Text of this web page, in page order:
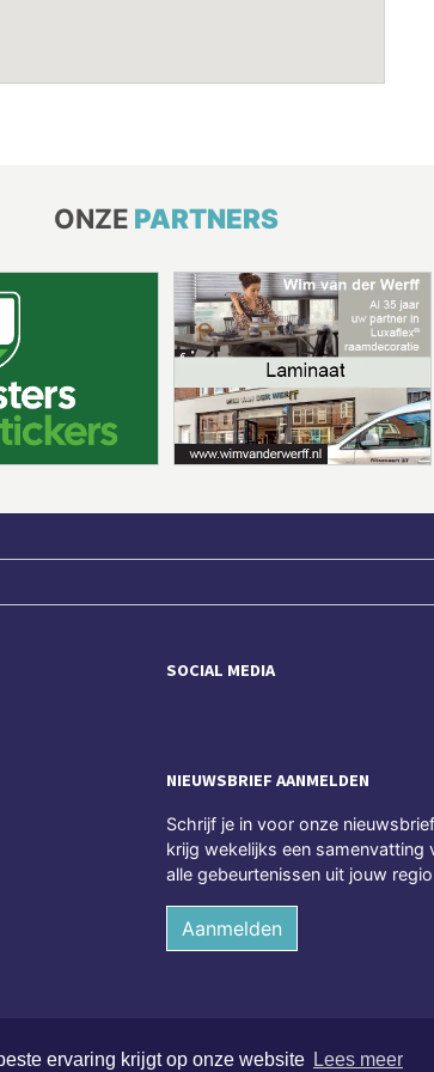
ervaring krijgt op onze website Lees meer
ONZE PARTNERS
SOCIAL MEDIA
NIEUWSBRIEF AANMELDEN
Schrijf je in voor onze
krijg wekelijks een samenvatting
alle gebeurtenissen uit jouw
Aanmelden